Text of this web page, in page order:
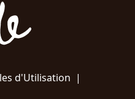
d'Utilisation |